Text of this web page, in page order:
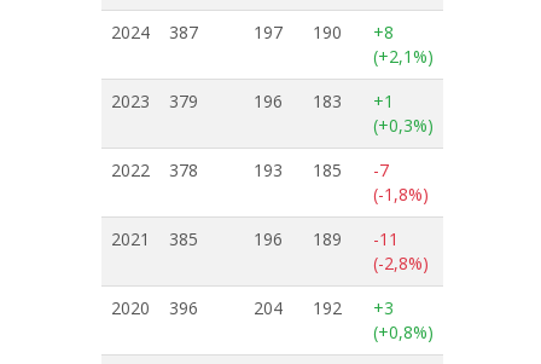
2024
387 197 190
+8
(+2,1%)
2023
379 196 183
+1
(+0,3%)
2022
378 193 185
-7
(-1,8%)
2021
385 196 189
-11
(-2,8%)
2020
396 204 192
+3
(+0,8%)